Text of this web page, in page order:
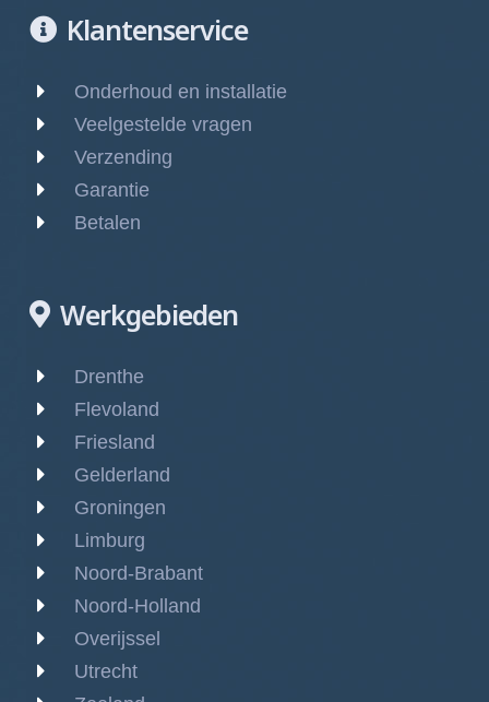
Klantenservice
Onderhoud en installatie
Veelgestelde vragen
Verzending
Garantie
Betalen
Werkgebieden
Drenthe
Flevoland
Friesland
Gelderland
Groningen
Limburg
Noord-Brabant
Noord-Holland
Overijssel
Utrecht